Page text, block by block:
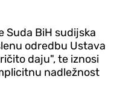
Suda BiH sudijska
odredbu Ustava
daju", te iznosi
nadležnost